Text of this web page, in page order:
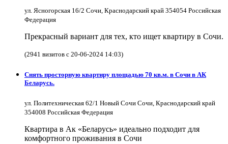
ул. Ясногорская 16/2 Сочи, Краснодарский край 354054 Российская
Федерация
Прекрасный вариант для тех, кто ищет квартиру в Сочи.
(2941 визитов с 20-06-2024 14:03)
Снять просторную квартиру площадью 70 кв.м. в Сочи в АК
Беларусь.
ул. Политехническая 62/1 Новый Сочи Сочи, Краснодарский край
354008 Российская Федерация
Квартира в Ак «Беларусь» идеально подходит для
комфортного проживания в Сочи